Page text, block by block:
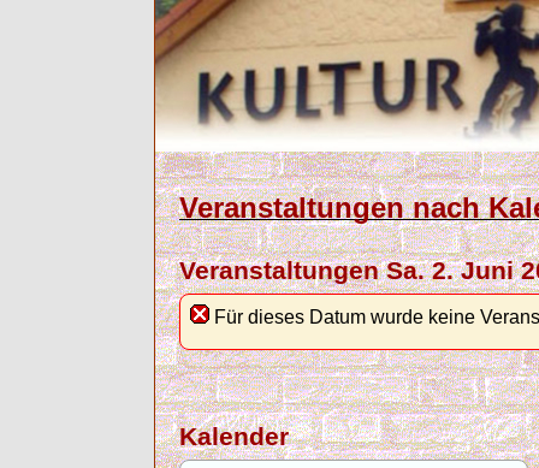
Veranstaltungen nach
Veranstaltungen Sa. 2. Juni
Für dieses Datum wurde keine
Kalender